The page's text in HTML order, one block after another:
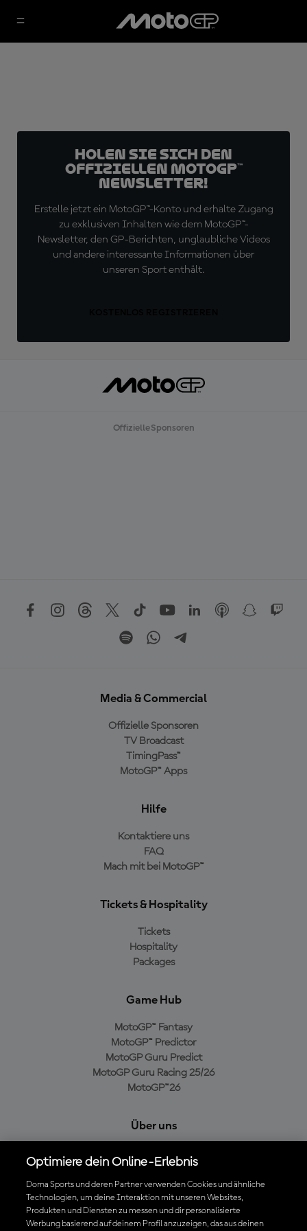
Holen Sie sich den
offiziellen MotoGP™
Newsletter!
Erstelle jetzt ein MotoGP™-Konto und erhalte Zugang
zu exklusiven Inhalten wie dem MotoGP™-
Newsletter, den GP-Berichten, unglaubliche Videos
und andere interessante Informationen über
unseren Sport enthält.
Offizielle Sponsoren
Media & Commercial
Offizielle Sponsoren
TV Broadcast
TimingPass™
MotoGP™ Apps
Hilfe
Kontaktiere uns
FAQ
Mach mit bei MotoGP™
Tickets & Hospitality
Tickets
Hospitality
Packages
Game Hub
MotoGP™ Fantasy
MotoGP™ Predictor
MotoGP Guru Predict
MotoGP Guru Racing 25/26
MotoGP™26
Über uns
Cookie-Richtlinien
Geschäftsbedingungen
Datenschutzrichtlinien
Kaufrichtlinie
Optimiere dein Online-Erlebnis
Dorna Sports und deren Partner verwenden Cookies und ähnliche
Technologien, um deine Interaktion mit unseren Websites,
Produkten und Diensten zu messen und dir personalisierte
Werbung basierend auf deinem Profil anzuzeigen, das aus deinen